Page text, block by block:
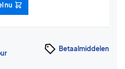
nu
Betaalmiddelen